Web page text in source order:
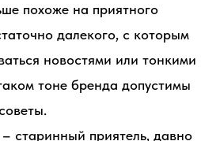
похоже на приятного
далекого, с которым
новостями или тонкими
тоне бренда допустимы
старинный приятель, давно